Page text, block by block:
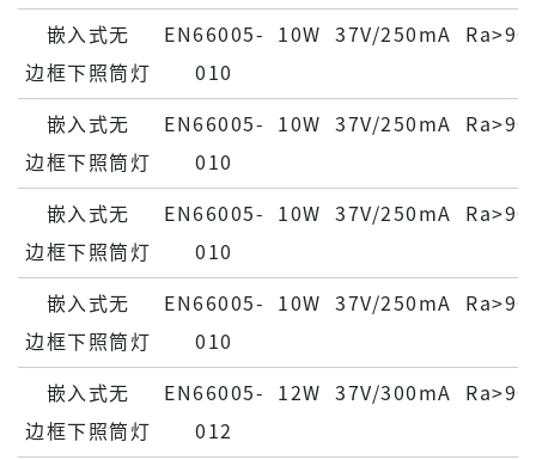
嵌⼊式⽆
边框下照筒灯
EN66005-
010
10W 37V/250mA Ra>90
嵌⼊式⽆
边框下照筒灯
EN66005-
010
10W 37V/250mA Ra>90
嵌⼊式⽆
边框下照筒灯
EN66005-
010
10W 37V/250mA Ra>90
嵌⼊式⽆
边框下照筒灯
EN66005-
010
10W 37V/250mA Ra>90
嵌⼊式⽆
边框下照筒灯
EN66005-
012
12W 37V/300mA Ra>90